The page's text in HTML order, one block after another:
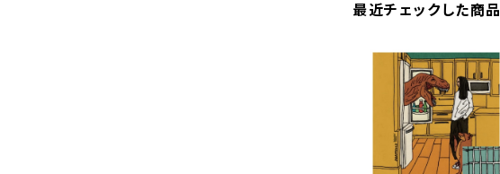
最近チェックした商品